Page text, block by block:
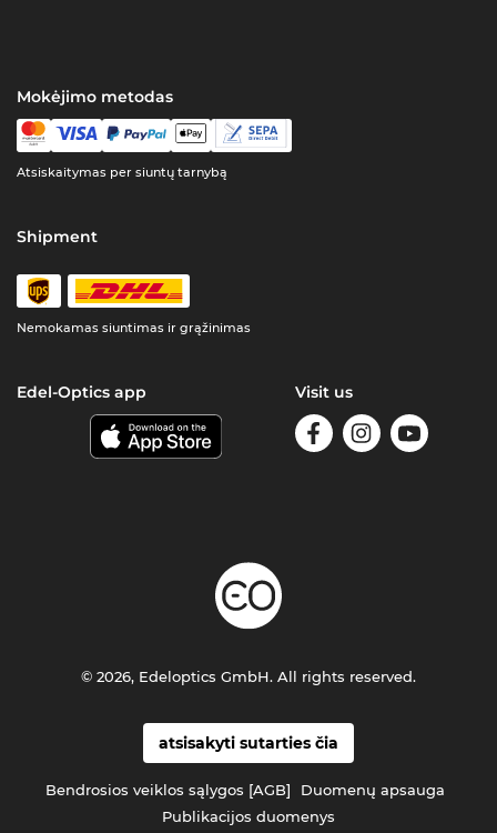
Mokėjimo metodas
Atsiskaitymas per siuntų tarnybą
Shipment
Nemokamas siuntimas ir grąžinimas
Edel-Optics app Visit us
atsisakyti sutarties čia
Bendrosios veiklos sąlygos [AGB]
Duomenų apsauga
Publikacijos duomenys
© 2026, Edeloptics GmbH. All rights reserved.